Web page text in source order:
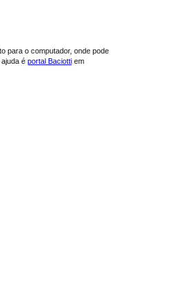
para o computador, onde pode
ajuda é portal Baciottiem